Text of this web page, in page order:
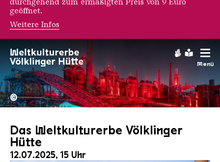
Menü
Hochofengruppe in Rot
Copyright:
©
Das Weltkulturerbe Völklinger
Hütte
12.07.2025, 15 Uhr
durchgehend zum ermäßigten Preis von 9 Euro
geöffnet.
Weitere Infos